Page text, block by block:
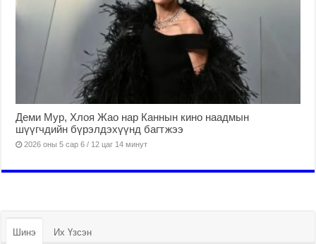
Деми Мур, Хлоя Жао нар Каннын кино наадмын
шүүгчдийн бүрэлдэхүүнд багтжээ
2026 оны 5 сар 6 / 12 цаг 14 минут
Шинэ Их Үзсэн